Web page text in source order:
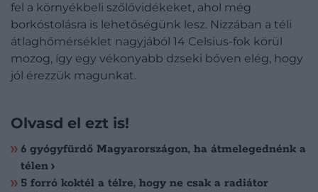
fel a környékbeli szőlővidékeket, ahol még
borkóstolásra is lehetőségünk lesz. Nizzában a téli
átlaghőmérséklet nagyjából 14 Celsius-fok körül
mozog, így egy vékonyabb dzseki bőven elég, hogy
jól érezzük magunkat.
Olvasd el ezt is!
6 gyógyfürdő Magyarországon, ha átmelegednénk a
télen
5 forró koktél a télre, hogy ne csak a radiátor